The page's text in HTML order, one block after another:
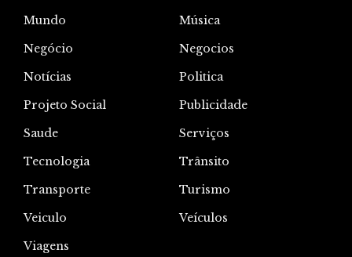
Mundo
Música
Negócio
Negocios
Notícias
Politica
Projeto Social
Publicidade
Saude
Serviços
Tecnologia
Trânsito
Transporte
Turismo
Veiculo
Veículos
Viagens